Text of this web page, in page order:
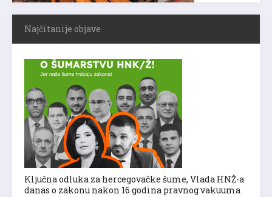
Najčitanije objave
Ključna odluka za hercegovačke šume, Vlada HNŽ-a
danas o zakonu nakon 16 godina pravnog vakuuma